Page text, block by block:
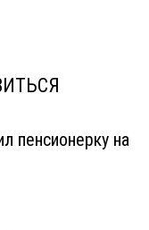
пенсионерку на